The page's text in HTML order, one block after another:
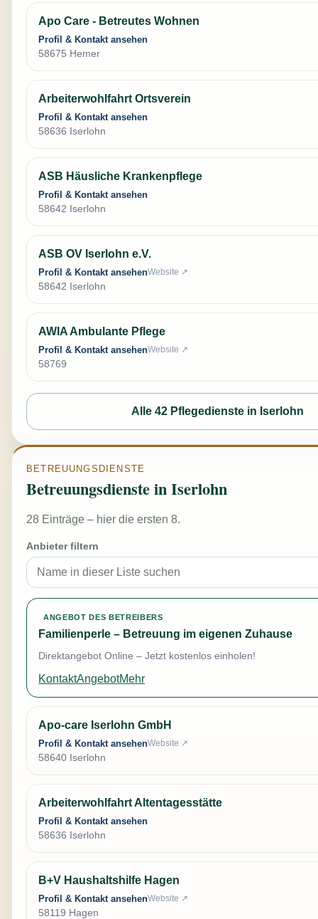
Apo Care - Betreutes Wohnen
Profil & Kontakt ansehen
58675 Hemer
Arbeiterwohlfahrt Ortsverein
Profil & Kontakt ansehen
58636 Iserlohn
ASB Häusliche Krankenpflege
Profil & Kontakt ansehen
58642 Iserlohn
ASB OV Iserlohn e.V.
Profil & Kontakt ansehenWebsite ↗
58642 Iserlohn
AWIA Ambulante Pflege
Profil & Kontakt ansehenWebsite ↗
58769
Alle 42 Pflegedienste in Iserlohn
BETREUUNGSDIENSTE
Betreuungsdienste in Iserlohn
28 Einträge – hier die ersten 8.
Anbieter filtern
ANGEBOT DES BETREIBERS
Familienperle – Betreuung im eigenen Zuhause
Direktangebot Online – Jetzt kostenlos einholen!
KontaktAngebotMehr
Apo-care Iserlohn GmbH
Profil & Kontakt ansehenWebsite ↗
58640 Iserlohn
Arbeiterwohlfahrt Altentagesstätte
Profil & Kontakt ansehen
58636 Iserlohn
B+V Haushaltshilfe Hagen
Profil & Kontakt ansehenWebsite ↗
58119 Hagen